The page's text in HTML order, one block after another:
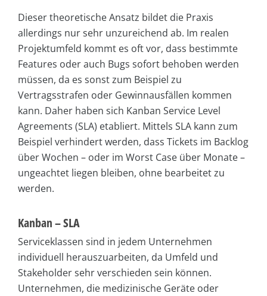
Dieser theoretische Ansatz bildet die Praxis
allerdings nur sehr unzureichend ab. Im realen
Projektumfeld kommt es oft vor, dass bestimmte
Features oder auch Bugs sofort behoben werden
müssen, da es sonst zum Beispiel zu
Vertragsstrafen oder Gewinnausfällen kommen
kann. Daher haben sich Kanban Service Level
Agree­ments (SLA) etabliert. Mittels SLA kann zum
Beispiel verhindert werden, dass Tickets im Backlog
über Wochen – oder im Worst Case über Monate –
ungeachtet liegen bleiben, ohne bearbeitet zu
werden.
Kanban – SLA
Serviceklassen sind in jedem Unternehmen
individuell herauszuarbeiten, da Umfeld und
Stakeholder sehr verschieden sein können.
Unternehmen, die medizinische Geräte oder